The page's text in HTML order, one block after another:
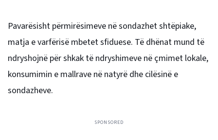
Pavarësisht përmirësimeve në sondazhet shtëpiake,
matja e varfërisë mbetet sfiduese. Të dhënat mund të
ndryshojnë për shkak të ndryshimeve në çmimet lokale,
konsumimin e mallrave në natyrë dhe cilësinë e
sondazheve.
SPONSORED